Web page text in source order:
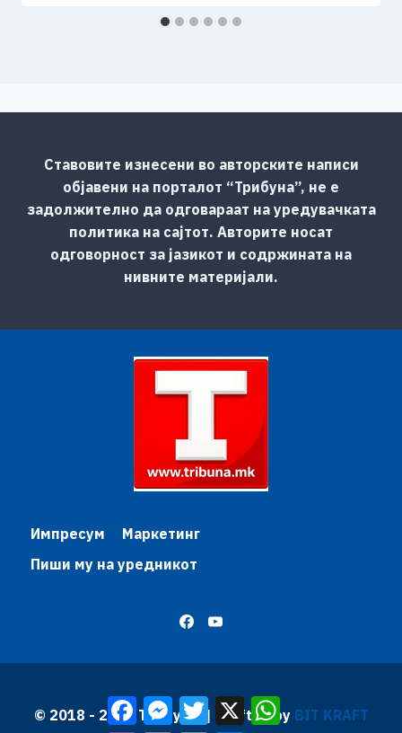
Ставовите изнесени во авторските написи
објавени на порталот “Трибуна”, не е
задолжително да одговараат на уредувачката
политика на сајтот. Авторите носат
одговорност за јазикот и содржината на
нивните материјали.
Импресум
Маркетинг
Пиши му на уредникот
© 2018 - 2026 Трибуна | Krafted by BIT KRAFT
FacebookMessenger
TwitterX